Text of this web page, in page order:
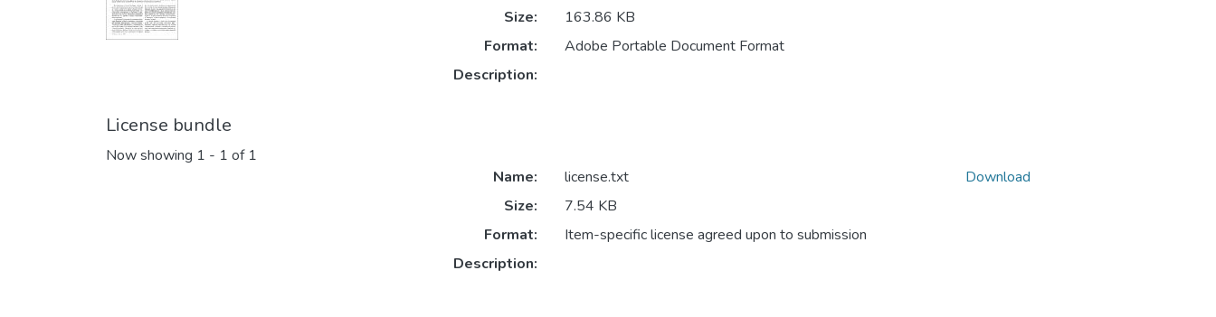
Size:
163.86 KB
Format:
Adobe Portable Document Format
Description:
License bundle
Now showing 1 - 1 of 1
Name:
license.txt
Size:
7.54 KB
Format:
Item-specific license agreed upon to submission
Description:
Download